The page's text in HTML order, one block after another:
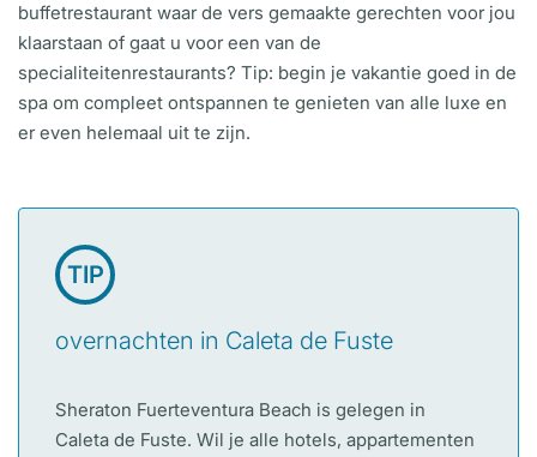
buffetrestaurant waar de vers gemaakte gerechten voor jou
klaarstaan of gaat u voor een van de
specialiteitenrestaurants? Tip: begin je vakantie goed in de
spa om compleet ontspannen te genieten van alle luxe en
er even helemaal uit te zijn.
TIP
overnachten in Caleta de Fuste
Sheraton Fuerteventura Beach is gelegen in
Caleta de Fuste. Wil je alle hotels, appartementen